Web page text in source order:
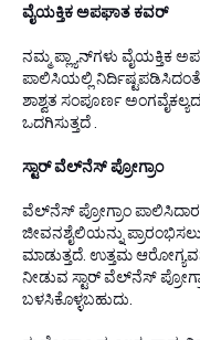
ವೈಯಕ್ತಿಕ ಅಪಘಾತ ಕವರ್
ನಮ್ಮ ಪ್ಲ್ಯಾನ್‌ಗಳು ವೈಯಕ್ತಿಕ
ಪಾಲಿಸಿಯಲ್ಲಿ
ಶಾಶ್ವತ ಸಂಪೂರ್ಣ
ಒದಗಿಸುತ್ತದೆ .
ಸ್ಟಾರ್ ವೆಲ್‌ನೆಸ್ ಪ್ರೋಗ್ರಾಂ
ವೆಲ್‌ನೆಸ್ ಪ್ರೋಗ್ರಾಂ
ಜೀವನಶೈಲಿಯನ್ನು
ಮಾಡುತ್ತದೆ. ಉತ್ತಮ
ನೀಡುವ ಸ್ಟಾರ್ ವೆಲ್‌ನೆಸ್
ಬಳಸಿಕೊಳ್ಳಬಹುದು.